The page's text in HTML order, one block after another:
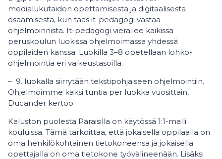
medialukutaidon opettamisesta ja digitaalisesta
osaamisesta, kun taas it-pedagogi vastaa
ohjelmoinnista. It-pedagogi vierailee kaikissa
peruskoulun luokissa ohjelmoimassa yhdessä
oppilaiden kanssa. Luokilla 3–8 opetellaan lohko-
ohjelmointia eri vaikeustasoilla.
– 9. luokalla siirrytään tekstipohjaiseen ohjelmointiin.
Ohjelmoimme kaksi tuntia per luokka vuosittain,
Ducander kertoo
Kaluston puolesta Paraisilla on käytössä 1:1-malli
kouluissa. Tämä tarkoittaa, että jokaisella oppilaalla on
oma henkilökohtainen tietokoneensa ja jokaisella
opettajalla on oma tietokone työvälineenään. Lisäksi